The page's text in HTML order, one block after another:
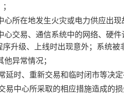
心所在地发生火灾或电力供应出
心交易、通信系统中的网络、硬
升级、上线时出现意外；系统
异常情况；
延时、重新交易和临时闭市等决
易中心所采取的相应措施造成的